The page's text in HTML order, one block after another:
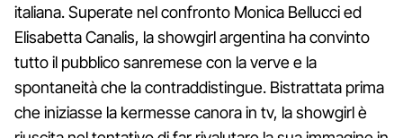
italiana. Superate nel confronto Monica Bellucci ed
Elisabetta Canalis, la showgirl argentina ha convinto
tutto il pubblico sanremese con la verve e la
spontaneità che la contraddistingue. Bistrattata prima
che iniziasse la kermesse canora in tv, la showgirl è